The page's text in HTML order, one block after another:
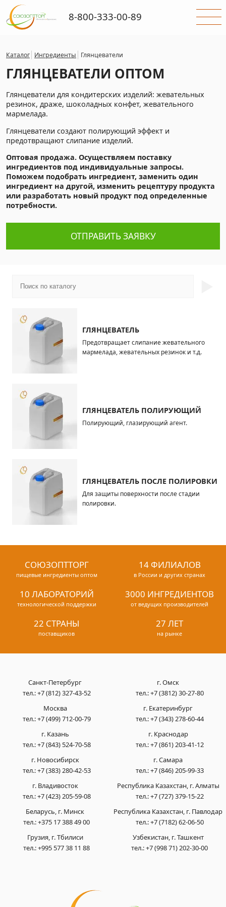
Каталог Ингредиенты Глянцеватели
ГЛЯНЦЕВАТЕЛИ ОПТОМ
Глянцеватели для кондитерских изделий: жевательных
резинок, драже, шоколадных конфет, жевательного
мармелада.
Глянцеватели создают полирующий эффект и
предотвращают слипание изделий.
Оптовая продажа. Осуществляем поставку
ингредиентов под индивидуальные запросы.
Поможем подобрать ингредиент, заменить один
ингредиент на другой, изменить рецептуру продукта
или разработать новый продукт под определенные
потребности.
ОТПРАВИТЬ ЗАЯВКУ
ГЛЯНЦЕВАТЕЛЬ
Предотвращает слипание жевательного
мармелада, жевательных резинок и т.д.
ГЛЯНЦЕВАТЕЛЬ ПОЛИРУЮЩИЙ
Полирующий, глазирующий агент.
ГЛЯНЦЕВАТЕЛЬ ПОСЛЕ ПОЛИРОВКИ
Для защиты поверхности после стадии
полировки.
СОЮЗОПТТОРГ
пищевые ингредиенты оптом
14 ФИЛИАЛОВ
в России и других странах
10 ЛАБОРАТОРИЙ
технологической поддержки
3000 ИНГРЕДИЕНТОВ
от ведущих производителей
22 СТРАНЫ
поставщиков
27 ЛЕТ
на рынке
Санкт-Петербург
тел.:+7 (812) 327-43-52
Москва
тел.:+7 (499) 712-00-79
г. Казань
тел.:+7 (843) 524-70-58
г. Новосибирск
тел.:+7 (383) 280-42-53
г. Омск
тел.:+7 (3812) 30-27-80
г. Екатеринбург
тел.:+7 (343) 278-60-44
г. Краснодар
тел.:+7 (861) 203-41-12
г. Самара
тел.:+7 (846) 205-99-33
г. Владивосток
тел.:+7 (423) 205-59-08
Беларусь, г. Минск
тел.:+375 17 388 49 00
Грузия, г. Тбилиси
тел.:+995 577 38 11 88
Республика Казахстан, г. Алматы
тел.:+7 (727) 379-15-22
Республика Казахстан, г. Павлодар
тел.:+7 (7182) 62-06-50
Узбекистан, г. Ташкент
тел.:+7 (998 71) 202-30-00
8-800-333-00-89